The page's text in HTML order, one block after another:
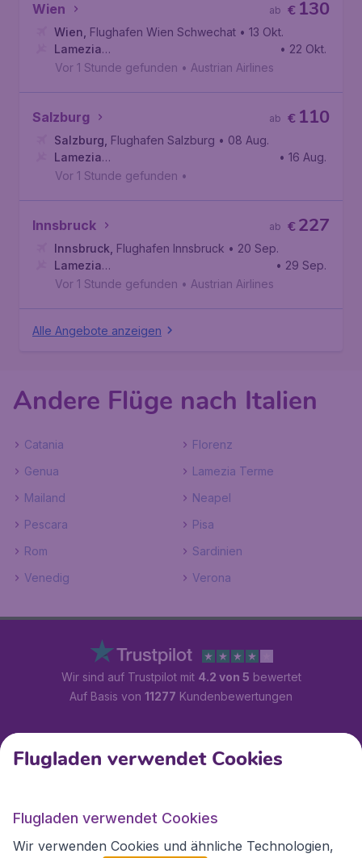
Wien € 130
ab
Wien Flughafen Wien Schwechat • 13 Okt.
Lamezia
Terme, Flughafen Lamezia Terme
• 22 Okt.
Vor 1 Stunde gefunden • Austrian Airlines
Salzburg € 110
ab
Salzburg Flughafen Salzburg • 08 Aug.
Lamezia
Terme, Flughafen Lamezia Terme
• 16 Aug.
Vor 1 Stunde gefunden •
Innsbruck €227
ab
Innsbruck Flughafen Innsbruck • 20 Sep.
Lamezia
Terme, Flughafen Lamezia Terme
• 29 Sep.
Vor 1 Stunde gefunden • Austrian Airlines
Alle Angebote anzeigen
Andere Flüge nach Italien
Catania
Florenz
Genua
Lamezia Terme
Mailand
Neapel
Pescara
Pisa
Rom
Sardinien
Venedig
Verona
Wir sind auf Trustpilot mit 4.2 von 5 bewertet
Auf Basis von 11277 Kundenbewertungen
Kundenservice
Flugladen.at
Flugladen verwendet Cookies
Flugladen verwendet Cookies
Wir verwenden Cookies und ähnliche Technologien,